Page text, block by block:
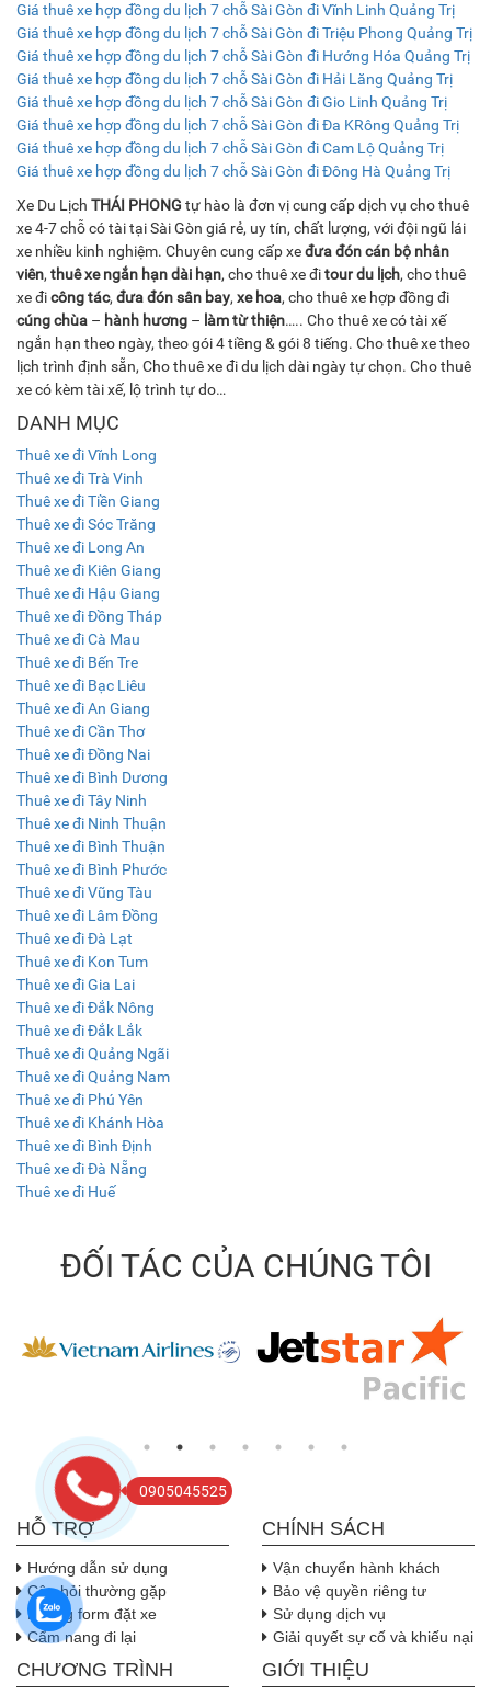
Giá thuê xe hợp đồng du lịch 7 chỗ Sài Gòn đi Vĩnh Linh Quảng Trị
Giá thuê xe hợp đồng du lịch 7 chỗ Sài Gòn đi Triệu Phong Quảng Trị
Giá thuê xe hợp đồng du lịch 7 chỗ Sài Gòn đi Hướng Hóa Quảng Trị
Giá thuê xe hợp đồng du lịch 7 chỗ Sài Gòn đi Hải Lăng Quảng Trị
Giá thuê xe hợp đồng du lịch 7 chỗ Sài Gòn đi Gio Linh Quảng Trị
Giá thuê xe hợp đồng du lịch 7 chỗ Sài Gòn đi Đa KRông Quảng Trị
Giá thuê xe hợp đồng du lịch 7 chỗ Sài Gòn đi Cam Lộ Quảng Trị
Giá thuê xe hợp đồng du lịch 7 chỗ Sài Gòn đi Đông Hà Quảng Trị
Xe Du Lịch THÁI PHONG tự hào là đơn vị cung cấp dịch vụ cho thuê
xe 4-7 chỗ có tài tại Sài Gòn giá rẻ, uy tín, chất lượng, với đội ngũ lái
xe nhiều kinh nghiệm. Chuyên cung cấp xeđưa đón cán bộ nhân
viên, thuê xe ngắn hạn dài hạn, cho thuê xe đitour du lịch, cho thuê
xe đicông tác, đưa đón sân bay, xe hoa, cho thuê xe hợp đồng đi
cúng chùa – hành hương – làm từ thiện….. Cho thuê xe có tài xế
ngắn hạn theo ngày, theo gói 4 tiềng & gói 8 tiếng. Cho thuê xe theo
lịch trình định sẵn, Cho thuê xe đi du lịch dài ngày tự chọn. Cho thuê
xe có kèm tài xế, lộ trình tự do…
DANH MỤC
Thuê xe đi Vĩnh Long
Thuê xe đi Trà Vinh
Thuê xe đi Tiền Giang
Thuê xe đi Sóc Trăng
Thuê xe đi Long An
Thuê xe đi Kiên Giang
Thuê xe đi Hậu Giang
Thuê xe đi Đồng Tháp
Thuê xe đi Cà Mau
Thuê xe đi Bến Tre
Thuê xe đi Bạc Liêu
Thuê xe đi An Giang
Thuê xe đi Cần Thơ
Thuê xe đi Đồng Nai
Thuê xe đi Bình Dương
Thuê xe đi Tây Ninh
Thuê xe đi Ninh Thuận
Thuê xe đi Bình Thuận
Thuê xe đi Bình Phước
Thuê xe đi Vũng Tàu
Thuê xe đi Lâm Đồng
Thuê xe đi Đà Lạt
Thuê xe đi Kon Tum
Thuê xe đi Gia Lai
Thuê xe đi Đắk Nông
Thuê xe đi Đắk Lắk
Thuê xe đi Quảng Ngãi
Thuê xe đi Quảng Nam
Thuê xe đi Phú Yên
Thuê xe đi Khánh Hòa
Thuê xe đi Bình Định
Thuê xe đi Đà Nẵng
Thuê xe đi Huế
ĐỐI TÁC CỦA CHÚNG TÔI
HỖ TRỢ
Hướng dẫn sử dụng
Câu hỏi thường gặp
Nhúng form đặt xe
Cẩm nang đi lại
CHÍNH SÁCH
Vận chuyển hành khách
Bảo vệ quyền riêng tư
Sử dụng dịch vụ
Giải quyết sự cố và khiếu nại
CHƯƠNG TRÌNH GIỚI THIỆU
0905045525